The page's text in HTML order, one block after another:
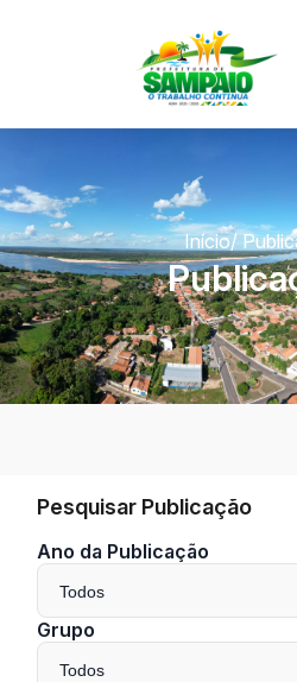
Início/
Pesquisar Publicação
Ano da Publicação
Todos
Grupo
Todos